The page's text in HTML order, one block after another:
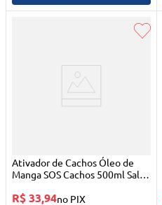
Ativador de Cachos Óleo de
Manga SOS Cachos 500ml Salon
R$ 33,94no PIX